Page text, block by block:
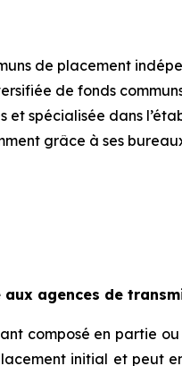
de placement
de fonds
spécialisée dans
grâce à ses
agences de
composé en
initial et peut